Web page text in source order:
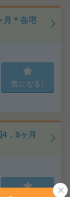
月＊在宅
気になる!
．9ヶ月